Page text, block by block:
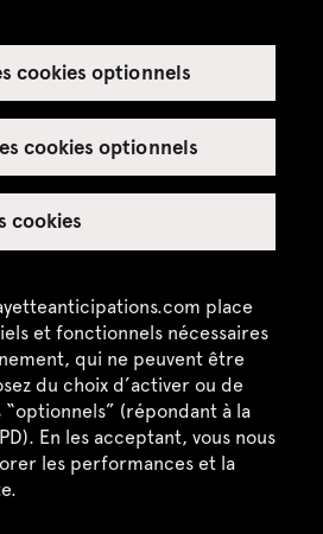
place
et fonctionnels nécessaires
qui ne peuvent être
du choix d’activer ou de
(répondant à la
En les acceptant, vous nous
les performances et la
cookies optionnels
cookies optionnels
cookies